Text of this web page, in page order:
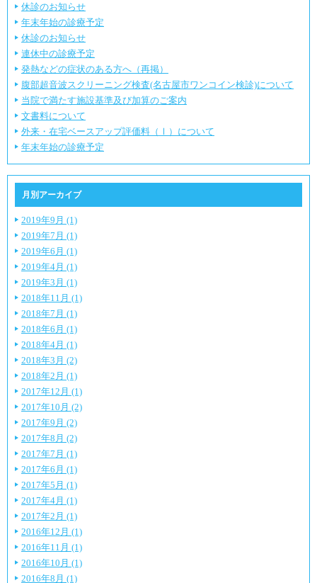
休診のお知らせ
年末年始の診療予定
休診のお知らせ
連休中の診療予定
発熱などの症状のある方へ（再掲）
腹部超音波スクリーニング検査(名古屋市ワンコイン検診)について
当院で満たす施設基準及び加算のご案内
文書料について
外来・在宅ベースアップ評価料（Ⅰ）について
年末年始の診療予定
月別アーカイブ
2019年9月 (1)
2019年7月 (1)
2019年6月 (1)
2019年4月 (1)
2019年3月 (1)
2018年11月 (1)
2018年7月 (1)
2018年6月 (1)
2018年4月 (1)
2018年3月 (2)
2018年2月 (1)
2017年12月 (1)
2017年10月 (2)
2017年9月 (2)
2017年8月 (2)
2017年7月 (1)
2017年6月 (1)
2017年5月 (1)
2017年4月 (1)
2017年2月 (1)
2016年12月 (1)
2016年11月 (1)
2016年10月 (1)
2016年8月 (1)